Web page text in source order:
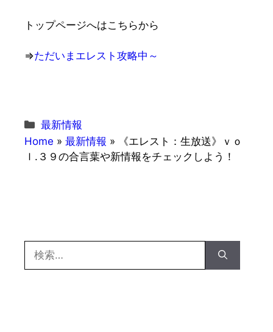
トップページへはこちらから
⇒ただいまエレスト攻略中～
カ
テ
ゴ
最新情報
Home » 最新情報 »
《エレスト：生放送》ｖｏ
ｌ.３９の合言葉や新情報をチェックしよう！
索: